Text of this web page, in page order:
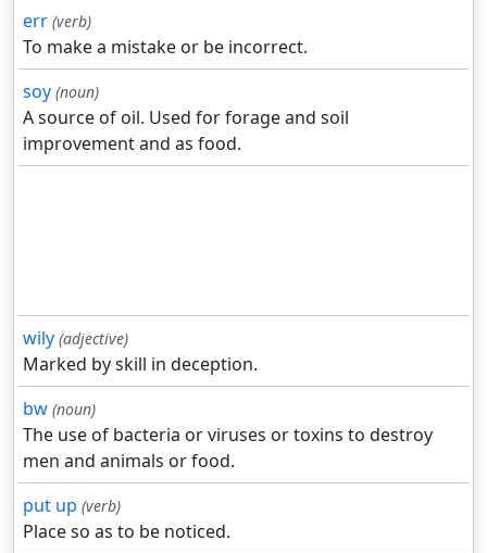
err (verb)
To make a mistake or be incorrect.
soy (noun)
A source of oil. Used for forage and soil
improvement and as food.
wily (adjective)
Marked by skill in deception.
bw (noun)
The use of bacteria or viruses or toxins to destroy
men and animals or food.
put up (verb)
Place so as to be noticed.